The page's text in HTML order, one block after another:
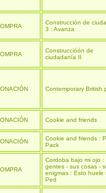
Construcción de
3 : Avanza
Construccióón de
ciudadanía II
Contemporary British
Cookie and friends
Cookie and friends :
Pack
Cordoba bajo mi ojo :
gentes - sus cosas -
enigmas : Esto huele
Ped